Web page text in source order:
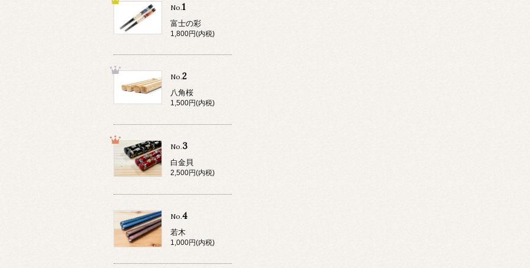
No.1
富士の彩
1,800円(内税)
No.2
八角桜
1,500円(内税)
No.3
白金貝
2,500円(内税)
No.4
若木
1,000円(内税)